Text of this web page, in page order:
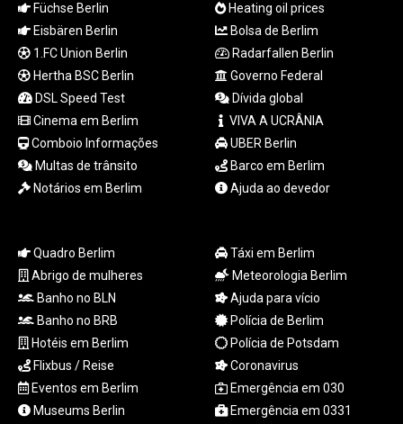
LTL 3.413768
LVL 0.699335
LYD 7.331909
MAD 10.743067
MDL 20.044751
4918.938878
MMK
MOP 9.314584
MRU 46.338424
MUR 54.419742
MVR 17.862733
MWK
MYR 4.728715
MZN 73.882892
Füchse Berlin
Eisbären Berlin
1.FC Union Berlin
Hertha BSC Berlin
DSL Speed Test
Cinema em Berlim
Comboio Informações
Multas de trânsito
Notários em Berlim
Heating oil prices
Bolsa de Berlim
Radarfallen Berlin
Governo Federal
Dívida global
VIVA A UCRÂNIA
UBER Berlin
Barco em Berlim
Ajuda ao devedor
Quadro Berlim
Abrigo de mulheres
Banho no BLN
Banho no BRB
Hotéis em Berlim
Flixbus / Reise
Eventos em Berlim
Museums Berlin
Táxi em Berlim
Meteorologia Berlim
Ajuda para vício
Polícia de Berlim
Polícia de Potsdam
Coronavirus
Emergência em 030
Emergência em 0331